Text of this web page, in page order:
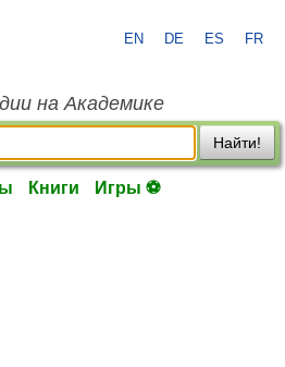
EN DE ES FR
на Академике
Найти!
Книги Игры ⚽